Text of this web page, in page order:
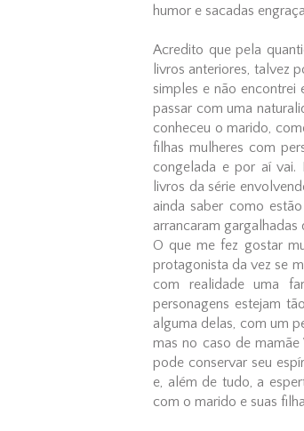
humor e sacadas
Acredito que pela
livros anteriores, talvez
simples e não encontrei
passar com uma
conheceu o marido,
filhas mulheres com
congelada e por aí vai.
livros da série
ainda saber como
arrancaram gargalhadas
O que me fez gostar
protagonista da vez se
com realidade uma
personagens estejam
alguma delas, com um
mas no caso de
pode conservar seu
e, além de tudo, a
com o marido e suas